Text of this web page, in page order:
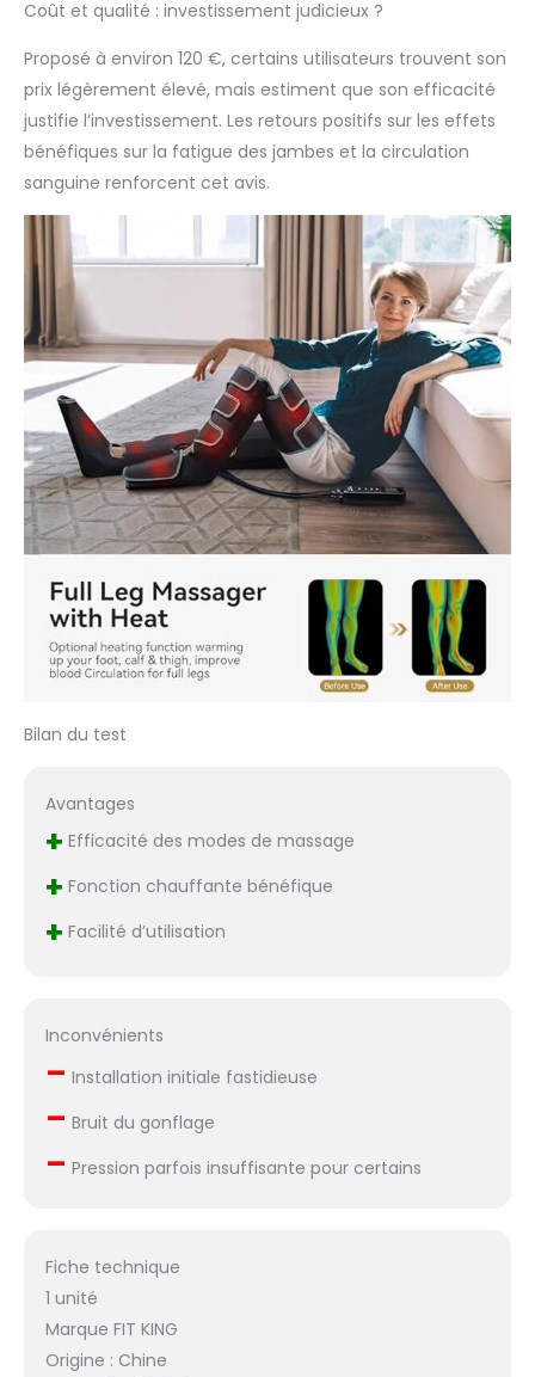
qualité de ses produits et offre une
garantie de 24 mois. La machine de
compression des jambes serait un
excellent cadeau pour les membres de
votre famille, vos amis, vos proches à
l'occasion de Noël, d'un anniversaire, de
la fête des mères ou d'un anniversaire
Coût et qualité : investissement judicieux ?
Proposé à environ 120 €, certains utilisateurs trouvent son
prix légèrement élevé, mais estiment que son efficacité
justifie l’investissement. Les retours positifs sur les effets
bénéfiques sur la fatigue des jambes et la circulation
sanguine renforcent cet avis.
Bilan du test
Avantages
+ Efficacité des modes de massage
+ Fonction chauffante bénéfique
+ Facilité d’utilisation
Inconvénients
– Installation initiale fastidieuse
– Bruit du gonflage
– Pression parfois insuffisante pour certains
Fiche technique
1 unité
Marque FIT KING
Origine : Chine